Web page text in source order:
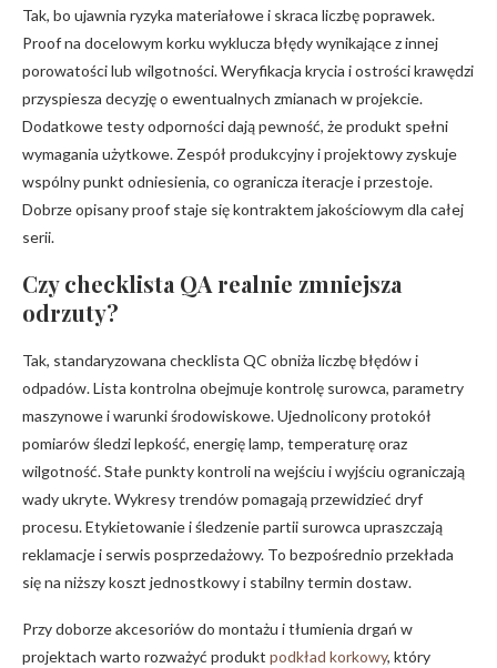
Tak, bo ujawnia ryzyka materiałowe i skraca liczbę poprawek.
Proof na docelowym korku wyklucza błędy wynikające z innej
porowatości lub wilgotności. Weryfikacja krycia i ostrości krawędzi
przyspiesza decyzję o ewentualnych zmianach w projekcie.
Dodatkowe testy odporności dają pewność, że produkt spełni
wymagania użytkowe. Zespół produkcyjny i projektowy zyskuje
wspólny punkt odniesienia, co ogranicza iteracje i przestoje.
Dobrze opisany proof staje się kontraktem jakościowym dla całej
serii.
Czy checklista QA realnie zmniejsza
odrzuty?
Tak, standaryzowana checklista QC obniża liczbę błędów i
odpadów. Lista kontrolna obejmuje kontrolę surowca, parametry
maszynowe i warunki środowiskowe. Ujednolicony protokół
pomiarów śledzi lepkość, energię lamp, temperaturę oraz
wilgotność. Stałe punkty kontroli na wejściu i wyjściu ograniczają
wady ukryte. Wykresy trendów pomagają przewidzieć dryf
procesu. Etykietowanie i śledzenie partii surowca upraszczają
reklamacje i serwis posprzedażowy. To bezpośrednio przekłada
się na niższy koszt jednostkowy i stabilny termin dostaw.
Przy doborze akcesoriów do montażu i tłumienia drgań w
projektach warto rozważyć produkt podkład korkowy, który